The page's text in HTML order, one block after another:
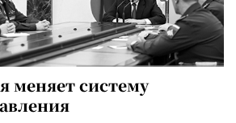
меняет систему